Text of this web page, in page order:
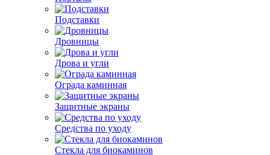
Подставки
Дровницы
Дрова и угли
Ограда каминная
Защитные экраны
Средства по уходу
Стекла для биокаминов